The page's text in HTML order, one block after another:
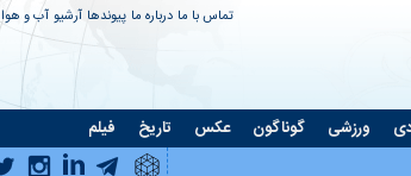
تماس با ما درباره ما پیوندها آرشیو آب و هوا
ورزشی گوناگون عکس تاریخ فیلم